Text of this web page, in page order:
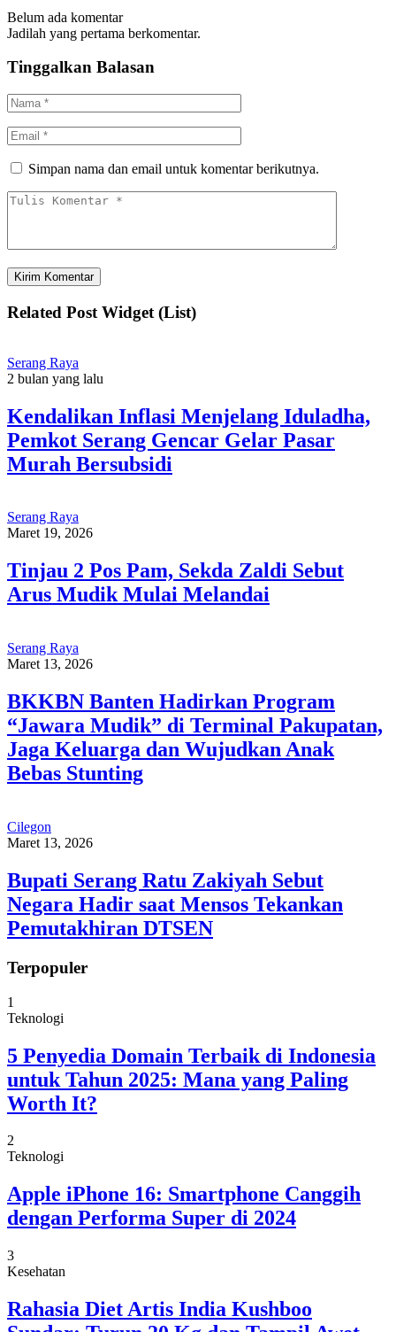
Belum ada komentar
Jadilah yang pertama berkomentar.
Tinggalkan Balasan
Simpan nama dan email untuk komentar berikutnya.
Related Post Widget (List)
Serang Raya
2 bulan yang lalu
Kendalikan Inflasi Menjelang Iduladha,
Pemkot Serang Gencar Gelar Pasar
Murah Bersubsidi
Serang Raya
Maret 19, 2026
Tinjau 2 Pos Pam, Sekda Zaldi Sebut
Arus Mudik Mulai Melandai
Serang Raya
Maret 13, 2026
BKKBN Banten Hadirkan Program
“Jawara Mudik” di Terminal Pakupatan,
Jaga Keluarga dan Wujudkan Anak
Bebas Stunting
Cilegon
Maret 13, 2026
Bupati Serang Ratu Zakiyah Sebut
Negara Hadir saat Mensos Tekankan
Pemutakhiran DTSEN
Terpopuler
1
Teknologi
5 Penyedia Domain Terbaik di Indonesia
untuk Tahun 2025: Mana yang Paling
Worth It?
2
Teknologi
Apple iPhone 16: Smartphone Canggih
dengan Performa Super di 2024
3
Kesehatan
Rahasia Diet Artis India Kushboo